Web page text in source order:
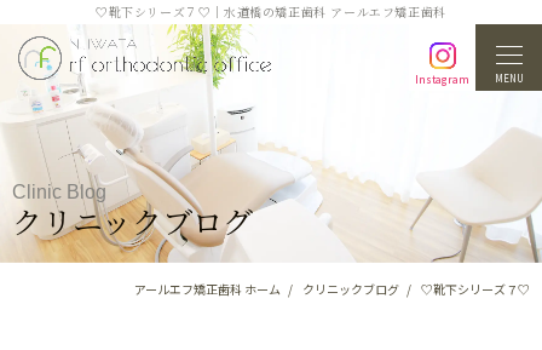
♡靴下シリーズ７♡｜水道橋の矯正歯科 アールエフ矯正歯科
Instagram MENU
Clinic Blog
クリニックブログ
アールエフ矯正歯科 ホーム クリニックブログ ♡靴下シリーズ７♡